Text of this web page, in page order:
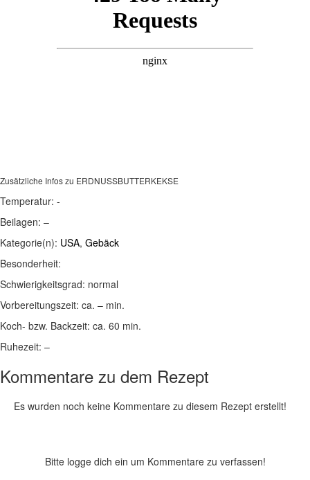
Zusätzliche Infos zu ERDNUSSBUTTERKEKSE
Temperatur: -
Beilagen: –
Kategorie(n): USA, Gebäck
Besonderheit:
Schwierigkeitsgrad: normal
Vorbereitungszeit: ca. – min.
Koch- bzw. Backzeit: ca. 60 min.
Ruhezeit: –
Kommentare zu dem Rezept
Es wurden noch keine Kommentare zu diesem Rezept erstellt!
Bitte logge dich ein um Kommentare zu verfassen!